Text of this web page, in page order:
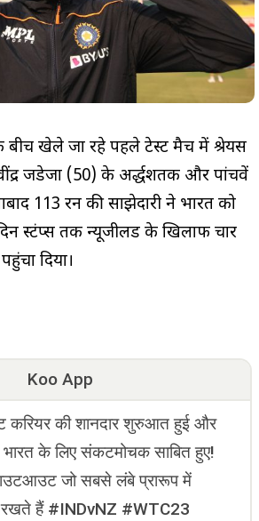
खेले जा रहे पहले टेस्ट मैच में श्रेयस
जडेजा (50) के अर्द्धशतक और पांचवें
113 रन की साझेदारी ने भारत को
स्टंप्स तक न्यूजीलैंड के खिलाफ चार
दिया।
Koo App
की शानदार शुरुआत हुई और
के लिए संकटमोचक साबित हुए!
जो सबसे लंबे प्रारूप में
रखते हैं #INDvNZ #WTC23